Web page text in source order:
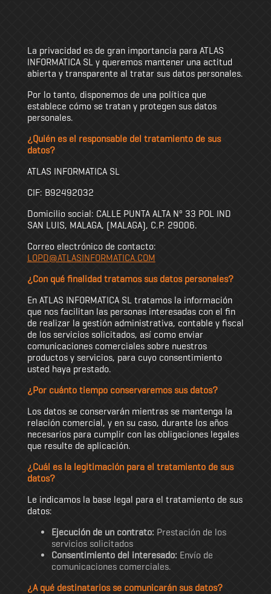
La privacidad es de gran importancia para ATLAS
INFORMATICA SL y queremos mantener una actitud
abierta y transparente al tratar sus datos personales.
Por lo tanto, disponemos de una política que
establece cómo se tratan y protegen sus datos
personales.
¿Quién es el responsable del tratamiento de sus
datos?
ATLAS INFORMATICA SL
CIF: B92492032
Domicilio social: CALLE PUNTA ALTA Nº 33 POL IND
SAN LUIS, MALAGA, (MALAGA), C.P. 29006.
Correo electrónico de contacto:
LOPD@ATLASINFORMATICA.COM
¿Con qué finalidad tratamos sus datos personales?
En ATLAS INFORMATICA SL tratamos la información
que nos facilitan las personas interesadas con el fin
de realizar la gestión administrativa, contable y fiscal
de los servicios solicitados, así como enviar
comunicaciones comerciales sobre nuestros
productos y servicios, para cuyo consentimiento
usted haya prestado.
¿Por cuánto tiempo conservaremos sus datos?
Los datos se conservarán mientras se mantenga la
relación comercial, y en su caso, durante los años
necesarios para cumplir con las obligaciones legales
que resulte de aplicación.
¿Cuál es la legitimación para el tratamiento de sus
datos?
Le indicamos la base legal para el tratamiento de sus
datos:
Ejecución de un contrato: Prestación de los
servicios solicitados
Consentimiento del interesado: Envío de
comunicaciones comerciales.
¿A qué destinatarios se comunicarán sus datos?